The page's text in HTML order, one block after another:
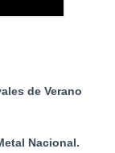
de Verano
Nacional.